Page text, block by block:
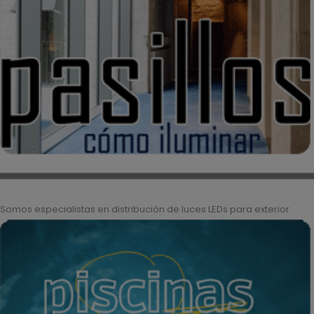
Somos especialistas en distribución de luces LEDs para exterior